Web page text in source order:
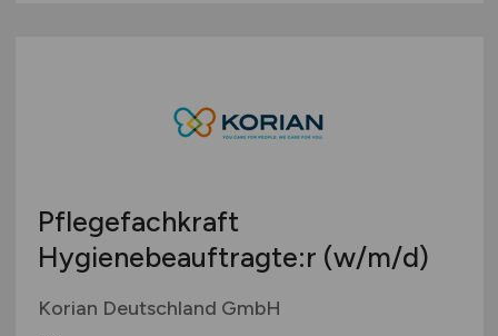
Pflegefachkraft
Hygienebeauftragte:r (w/m/d)
Korian Deutschland GmbH